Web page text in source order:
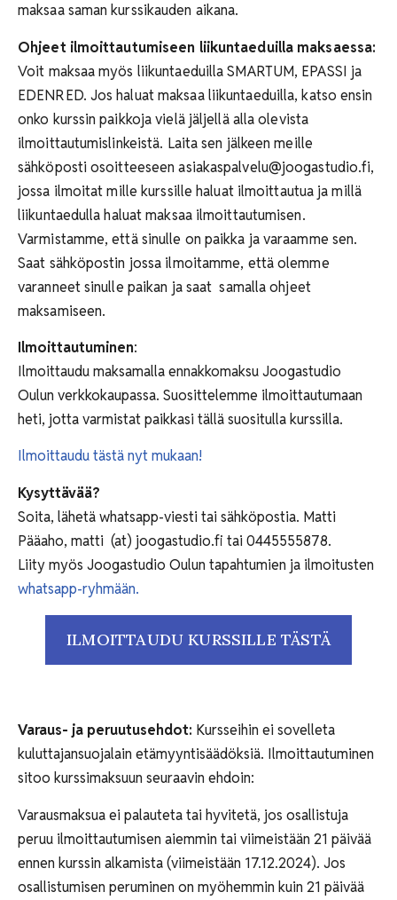
maksaa saman kurssikauden aikana.
Ohjeet ilmoittautumiseen liikuntaeduilla maksaessa:
Voit maksaa myös liikuntaeduilla SMARTUM, EPASSI ja
EDENRED. Jos haluat maksaa liikuntaeduilla, katso ensin
onko kurssin paikkoja vielä jäljellä alla olevista
ilmoittautumislinkeistä. Laita sen jälkeen meille
sähköposti osoitteeseen asiakaspalvelu@joogastudio.fi,
jossa ilmoitat mille kurssille haluat ilmoittautua ja millä
liikuntaedulla haluat maksaa ilmoittautumisen.
Varmistamme, että sinulle on paikka ja varaamme sen.
Saat sähköpostin jossa ilmoitamme, että olemme
varanneet sinulle paikan ja saat samalla ohjeet
maksamiseen.
Ilmoittautuminen:
Ilmoittaudu maksamalla ennakkomaksu Joogastudio
Oulun verkkokaupassa. Suosittelemme ilmoittautumaan
heti, jotta varmistat paikkasi tällä suositulla kurssilla.
Ilmoittaudu tästä nyt mukaan!
Kysyttävää?
Soita, lähetä whatsapp-viesti tai sähköpostia. Matti
Pääaho, matti (at) joogastudio.fi tai 0445555878.
Liity myös Joogastudio Oulun tapahtumien ja ilmoitusten
whatsapp-ryhmään.
ILMOITTAUDU KURSSILLE TÄSTÄ
Varaus- ja peruutusehdot: Kursseihin ei sovelleta
kuluttajansuojalain etämyyntisäädöksiä. Ilmoittautuminen
sitoo kurssimaksuun seuraavin ehdoin:
Varausmaksua ei palauteta tai hyvitetä, jos osallistuja
peruu ilmoittautumisen aiemmin tai viimeistään 21 päivää
ennen kurssin alkamista (viimeistään 17.12.2024). Jos
osallistumisen peruminen on myöhemmin kuin 21 päivää